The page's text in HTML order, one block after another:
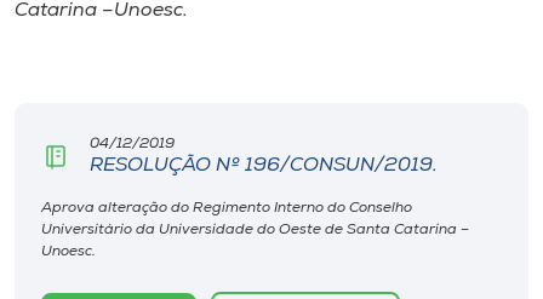
Editora
Catarina –Unoesc.
04/12/2019
RESOLUÇÃO Nº 196/CONSUN/2019.
Aprova alteração do Regimento Interno do Conselho
Universitário da Universidade do Oeste de Santa Catarina –
Unoesc.